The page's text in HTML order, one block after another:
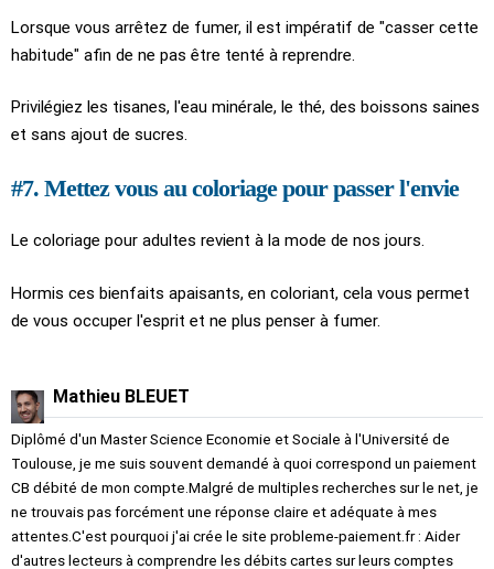
Lorsque vous arrêtez de fumer, il est impératif de "casser cette
habitude" afin de ne pas être tenté à reprendre.
Privilégiez les tisanes, l'eau minérale, le thé, des boissons saines
et sans ajout de sucres.
#7. Mettez vous au coloriage pour passer l'envie
Le coloriage pour adultes revient à la mode de nos jours.
Hormis ces bienfaits apaisants, en coloriant, cela vous permet
de vous occuper l'esprit et ne plus penser à fumer.
Mathieu BLEUET
Diplômé d'un Master Science Economie et Sociale à l'Université de
Toulouse, je me suis souvent demandé à quoi correspond un paiement
CB débité de mon compte.Malgré de multiples recherches sur le net, je
ne trouvais pas forcément une réponse claire et adéquate à mes
attentes.C'est pourquoi j'ai crée le site probleme-paiement.fr : Aider
d'autres lecteurs à comprendre les débits cartes sur leurs comptes